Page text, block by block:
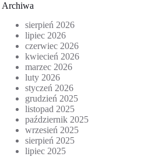
Archiwa
sierpień 2026
lipiec 2026
czerwiec 2026
kwiecień 2026
marzec 2026
luty 2026
styczeń 2026
grudzień 2025
listopad 2025
październik 2025
wrzesień 2025
sierpień 2025
lipiec 2025